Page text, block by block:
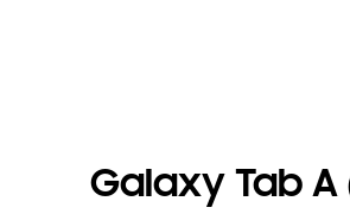
Galaxy Tab A